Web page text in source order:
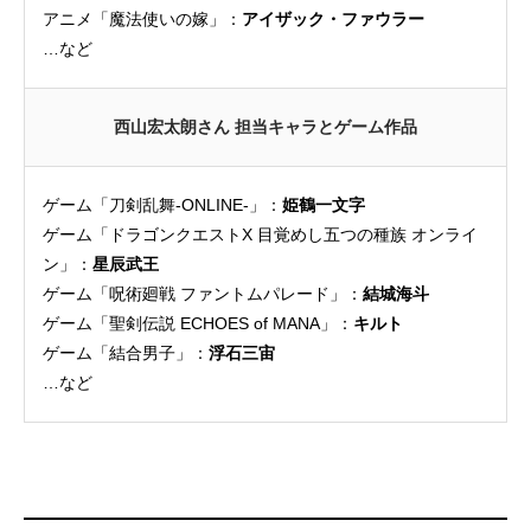
アニメ「魔法使いの嫁」： アイザック・ファウラー
…など
西山宏太朗さん 担当キャラとゲーム作品
ゲーム「刀剣乱舞-ONLINE-」： 姫鶴一文字
ゲーム「ドラゴンクエストX 目覚めし五つの種族 オンライ
ン」： 星辰武王
ゲーム「呪術廻戦 ファントムパレード」： 結城海斗
ゲーム「聖剣伝説 ECHOES of MANA」： キルト
ゲーム「結合男子」： 浮石三宙
…など